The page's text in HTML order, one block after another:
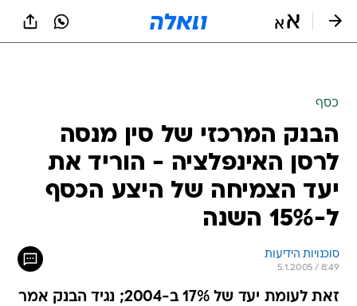
כסף
הבנק המרכזי של סין מנסה
לרסן האינפלציה - הוריד את
יעד הצמיחה של היצע הכסף
ל-15% השנה
סוכנויות הידיעות
5.1.2005 / 8:49
זאת לעומת יעד של 17% ב-2004; נגיד הבנק אמר